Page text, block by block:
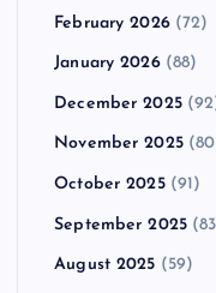
February 2026(72)
January 2026(88)
December 2025
November 2025
October 2025(91)
September 2025
August 2025 (59)